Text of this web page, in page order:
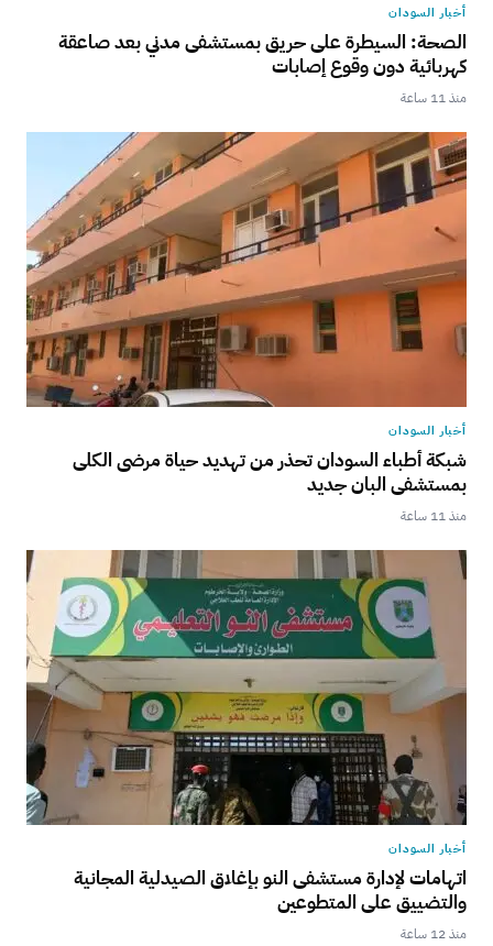
أخبار السودان
الصحة: السيطرة على حريق بمستشفى مدني بعد صاعقة
كهربائية دون وقوع إصابات
منذ 11 ساعة
أخبار السودان
شبكة أطباء السودان تحذر من تهديد حياة مرضى الكلى
بمستشفى البان جديد
منذ 11 ساعة
أخبار السودان
اتهامات لإدارة مستشفى النو بإغلاق الصيدلية المجانية
والتضييق على المتطوعين
منذ 12 ساعة